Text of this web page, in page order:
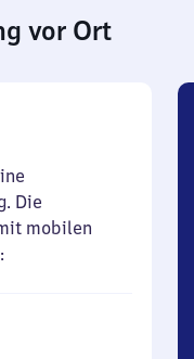
vor Ort
Die
mobilen